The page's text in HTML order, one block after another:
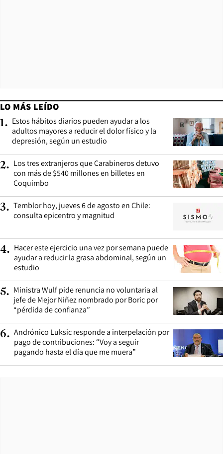
LO MÁS LEÍDO
1. Estos hábitos diarios pueden ayudar a los
adultos mayores a reducir el dolor físico y la
depresión, según un estudio
2. Los tres extranjeros que Carabineros detuvo
con más de $540 millones en billetes en
Coquimbo
3. Temblor hoy, jueves 6 de agosto en Chile:
consulta epicentro y magnitud
4. Hacer este ejercicio una vez por semana puede
ayudar a reducir la grasa abdominal, según un
estudio
5. Ministra Wulf pide renuncia no voluntaria al
jefe de Mejor Niñez nombrado por Boric por
“pérdida de confianza”
6. Andrónico Luksic responde a interpelación por
pago de contribuciones: “Voy a seguir
pagando hasta el día que me muera”